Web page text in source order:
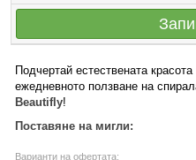
Подчертай естествената
ежедневното ползване на
Beautifly!
Поставяне на мигли:
Варианти на офертата: